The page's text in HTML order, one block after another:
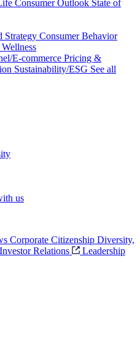
Consumer Outlook State of
Strategy Consumer Behavior
E-commerce Pricing &
Sustainability/ESG See all
us
Corporate Citizenship Diversity,
Investor Relations
Leadership